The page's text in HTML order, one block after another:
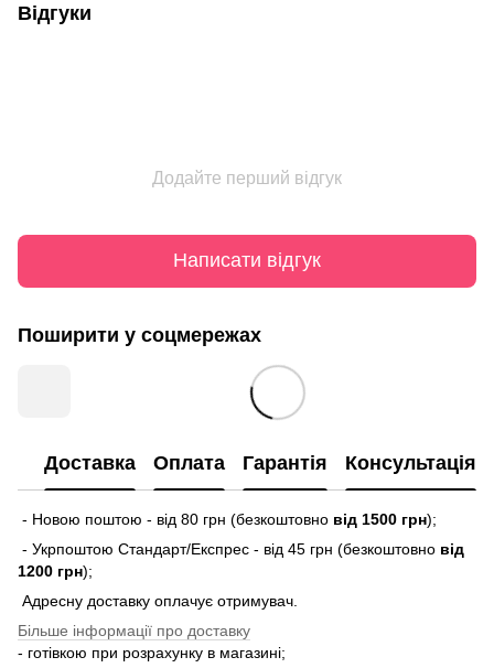
Відгуки
Додайте перший відгук
Написати відгук
Поширити у соцмережах
Доставка Оплата Гарантія Консультація
- Новою поштою - від 80 грн (безкоштовно від 1500 грн);
- Укрпоштою Стандарт/Експрес - від 45 грн (безкоштовно від
1200 грн);
Адресну доставку оплачує отримувач.
Більше інформації про доставку
- готівкою при розрахунку в магазині;